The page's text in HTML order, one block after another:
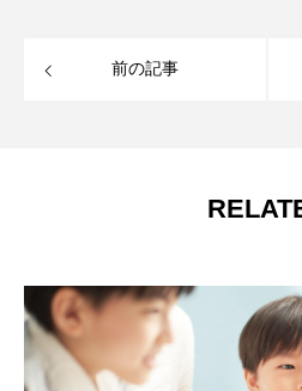
前の記事